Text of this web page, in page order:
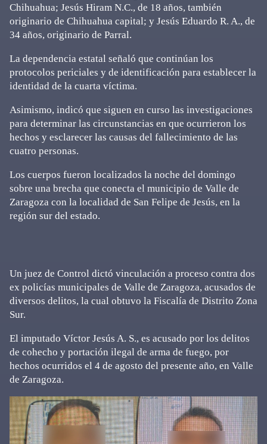
Chihuahua; Jesús Hiram N.C., de 18 años, también
originario de Chihuahua capital; y Jesús Eduardo R. A., de
34 años, originario de Parral.
La dependencia estatal señaló que continúan los
protocolos periciales y de identificación para establecer la
identidad de la cuarta víctima.
Asimismo, indicó que siguen en curso las investigaciones
para determinar las circunstancias en que ocurrieron los
hechos y esclarecer las causas del fallecimiento de las
cuatro personas.
Los cuerpos fueron localizados la noche del domingo
sobre una brecha que conecta el municipio de Valle de
Zaragoza con la localidad de San Felipe de Jesús, en la
región sur del estado.
Un juez de Control dictó vinculación a proceso contra dos
ex policías municipales de Valle de Zaragoza, acusados de
diversos delitos, la cual obtuvo la Fiscalía de Distrito Zona
Sur.
El imputado Víctor Jesús A. S., es acusado por los delitos
de cohecho y portación ilegal de arma de fuego, por
hechos ocurridos el 4 de agosto del presente año, en Valle
de Zaragoza.